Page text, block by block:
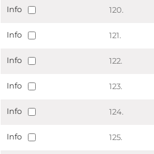
Info 120.
Info 121.
Info 122.
Info 123.
Info 124.
Info 125.